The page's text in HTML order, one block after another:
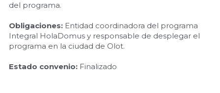
del programa.
Obligaciones: Entidad coordinadora del programa
Integral HolaDomus y responsable de desplegar el
programa en la ciudad de Olot.
Estado convenio: Finalizado